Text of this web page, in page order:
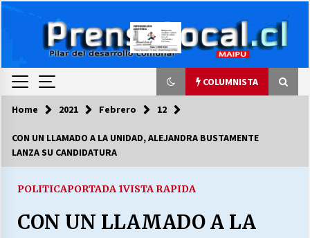
COLUMNISTA
COLUMNISTA
03/08/2026
LA DC POR SIEMPRE.RECORDANDO 69 AÑOS DE
Home 2021 Febrero 12
CON UN LLAMADO A LA UNIDAD, ALEJANDRA BUSTAMENTE
LANZA SU CANDIDATURA
POLITICAPORTADA 1VISTA RAPIDA
CON UN LLAMADO A LA